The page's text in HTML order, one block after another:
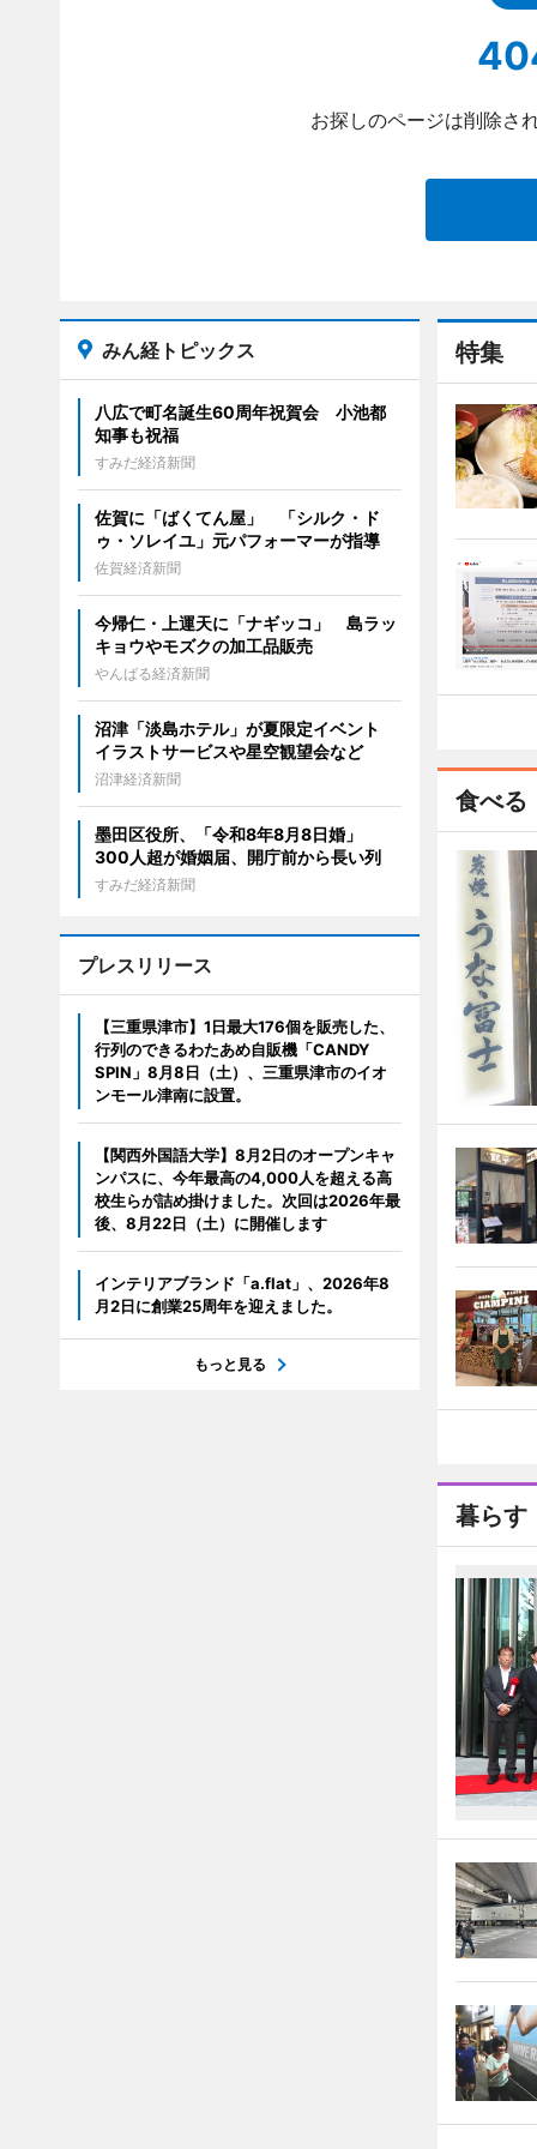
お探しのページは削除さ
特集
食べる
暮らす
みん経トピックス
八広で町名誕生60周年祝賀会 小池都
知事も祝福
すみだ経済新聞
佐賀に「ばくてん屋」 「シルク・ド
ゥ・ソレイユ」元パフォーマーが指導
佐賀経済新聞
今帰仁・上運天に「ナギッコ」 島ラッ
キョウやモズクの加工品販売
やんばる経済新聞
沼津「淡島ホテル」が夏限定イベント
イラストサービスや星空観望会など
沼津経済新聞
墨田区役所、「令和8年8月8日婚」
300人超が婚姻届、開庁前から長い列
すみだ経済新聞
プレスリリース
【三重県津市】1日最大176個を販売した、
行列のできるわたあめ自販機「CANDY
SPIN」8月8日（土）、三重県津市のイオ
ンモール津南に設置。
【関西外国語大学】8月2日のオープンキャ
ンパスに、今年最高の4,000人を超える高
校生らが詰め掛けました。次回は2026年最
後、8月22日（土）に開催します
インテリアブランド「a.flat」、2026年8
月2日に創業25周年を迎えました。
もっと見る